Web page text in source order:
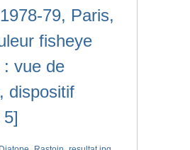
79, Paris,
fisheye
: vue de
dispositif